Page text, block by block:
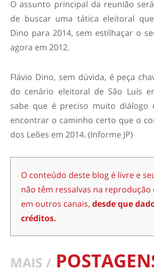
O assunto principal da reunião
de buscar uma tática eleitoral
Dino para 2014, sem estilhaçar o
agora em 2012.
Flávio Dino, sem dúvida, é peça
do cenário eleitoral de São Luís
sabe que é preciso muito diálogo
encontrar o caminho certo que o
dos Leões em 2014. (Informe JP)
O conteúdo deste blog é livre e
não têm ressalvas na
em outros canais, desde que
créditos.
MAIS /